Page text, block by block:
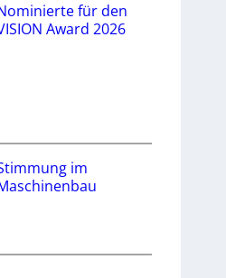
für den
Award 2026
im